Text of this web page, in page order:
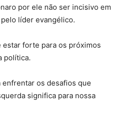
por ele não ser incisivo em
líder evangélico.
estar forte para os próximos
política.
os desafios que
significa para nossa